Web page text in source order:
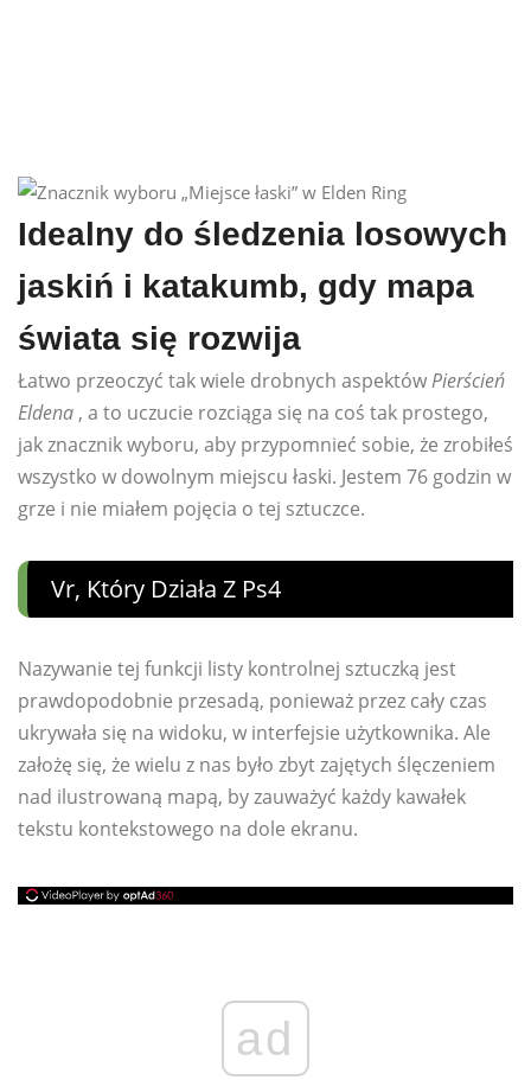
Idealny do śledzenia losowych
jaskiń i katakumb, gdy mapa
świata się rozwija
Łatwo przeoczyć tak wiele drobnych aspektówPierścień
Eldena , a to uczucie rozciąga się na coś tak prostego,
jak znacznik wyboru, aby przypomnieć sobie, że zrobiłeś
wszystko w dowolnym miejscu łaski. Jestem 76 godzin w
grze i nie miałem pojęcia o tej sztuczce.
Vr, Który Działa Z Ps4
Nazywanie tej funkcji listy kontrolnej sztuczką jest
prawdopodobnie przesadą, ponieważ przez cały czas
ukrywała się na widoku, w interfejsie użytkownika. Ale
założę się, że wielu z nas było zbyt zajętych ślęczeniem
nad ilustrowaną mapą, by zauważyć każdy kawałek
tekstu kontekstowego na dole ekranu.
ad